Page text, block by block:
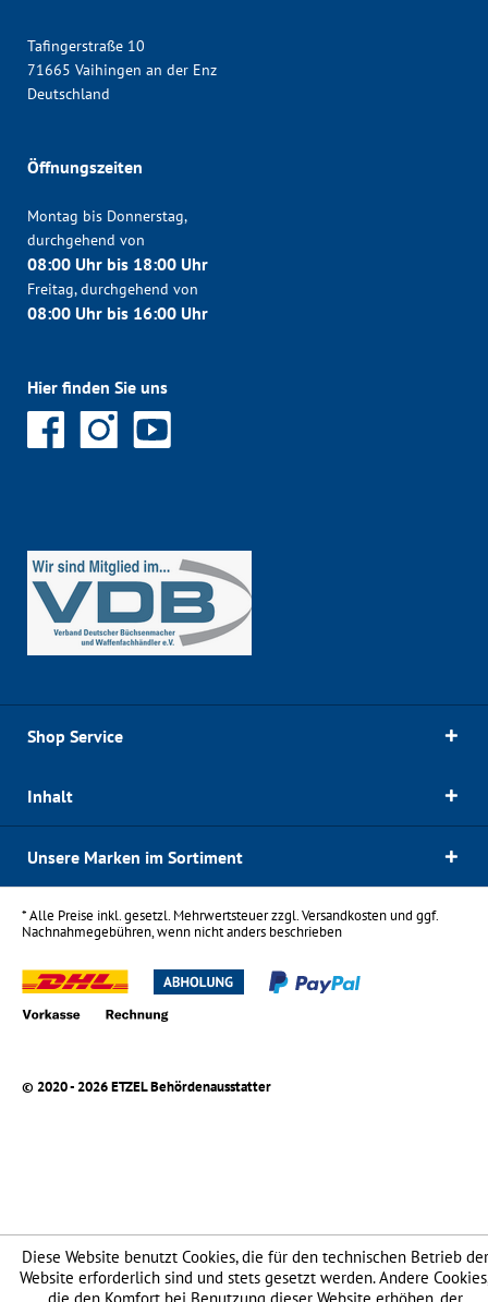
Tafingerstraße 10
71665 Vaihingen an der Enz
Deutschland
Öffnungszeiten
Montag bis Donnerstag,
durchgehend von
08:00 Uhr bis 18:00 Uhr
Freitag, durchgehend von
08:00 Uhr bis 16:00 Uhr
Hier finden Sie uns
Shop Service
Inhalt
Unsere Marken im Sortiment
* Alle Preise inkl. gesetzl. Mehrwertsteuer zzgl.Versandkostenund ggf.
Nachnahmegebühren, wenn nicht anders beschrieben
© 2020 - 2026 ETZEL Behördenausstatter
Diese Website benutzt Cookies, die für den technischen Betrieb der
Website erforderlich sind und stets gesetzt werden. Andere